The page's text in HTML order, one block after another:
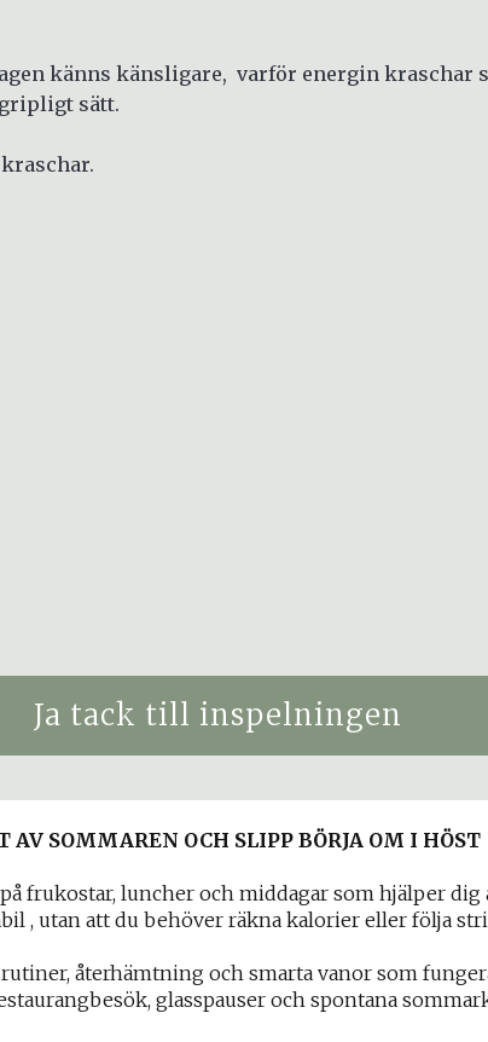
känns känsligare, varför energin kraschar
sätt.
Ja tack till inspelningen
AV SOMMAREN OCH SLIPP BÖRJA OM I HÖST
frukostar, luncher och middagar som hjälper
, utan att du behöver räkna kalorier eller följa
återhämtning och smarta vanor som
glasspauser och spontana